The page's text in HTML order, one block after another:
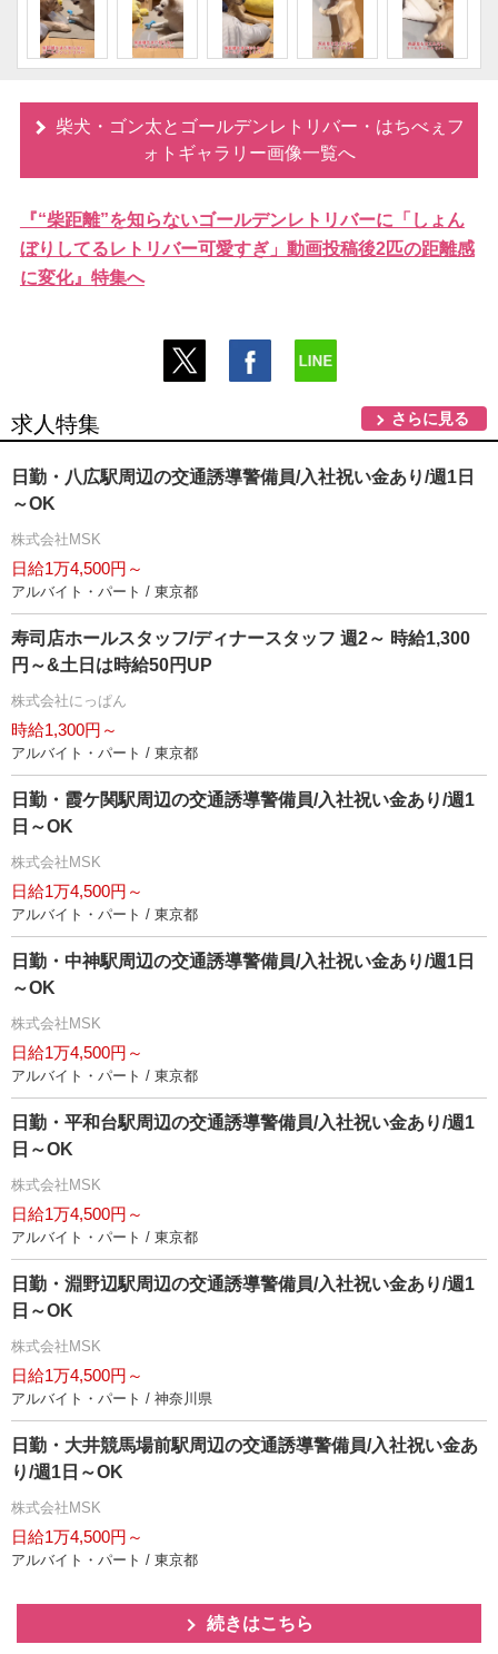
柴犬・ゴン太とゴールデンレトリバー・はちべぇフ
ォトギャラリー画像一覧へ
『“柴距離”を知らないゴールデンレトリバーに「しょん
ぼりしてるレトリバー可愛すぎ」動画投稿後2匹の距離感
に変化』特集へ
求人特集 さらに見る
日勤・八広駅周辺の交通誘導警備員/入社祝い金あり/週1日
～OK
株式会社MSK
日給1万4,500円～
アルバイト・パート / 東京都
寿司店ホールスタッフ/ディナースタッフ 週2～ 時給1,300
円～&土日は時給50円UP
株式会社にっぱん
時給1,300円～
アルバイト・パート / 東京都
日勤・霞ケ関駅周辺の交通誘導警備員/入社祝い金あり/週1
日～OK
株式会社MSK
日給1万4,500円～
アルバイト・パート / 東京都
日勤・中神駅周辺の交通誘導警備員/入社祝い金あり/週1日
～OK
株式会社MSK
日給1万4,500円～
アルバイト・パート / 東京都
日勤・平和台駅周辺の交通誘導警備員/入社祝い金あり/週1
日～OK
株式会社MSK
日給1万4,500円～
アルバイト・パート / 東京都
日勤・淵野辺駅周辺の交通誘導警備員/入社祝い金あり/週1
日～OK
株式会社MSK
日給1万4,500円～
アルバイト・パート / 神奈川県
日勤・大井競馬場前駅周辺の交通誘導警備員/入社祝い金あ
り/週1日～OK
株式会社MSK
日給1万4,500円～
アルバイト・パート / 東京都
続きはこちら